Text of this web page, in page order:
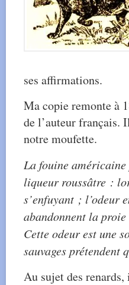
ses affirmations.
Ma copie remonte à
de l’auteur français.
notre moufette.
La fouine américaine
liqueur roussâtre :
s’enfuyant ; l’odeur
abandonnent la
Cette odeur est une
sauvages prétendent
Au sujet des